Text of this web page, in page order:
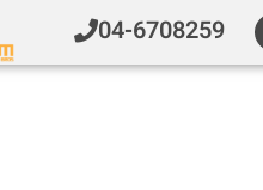
04-6708259